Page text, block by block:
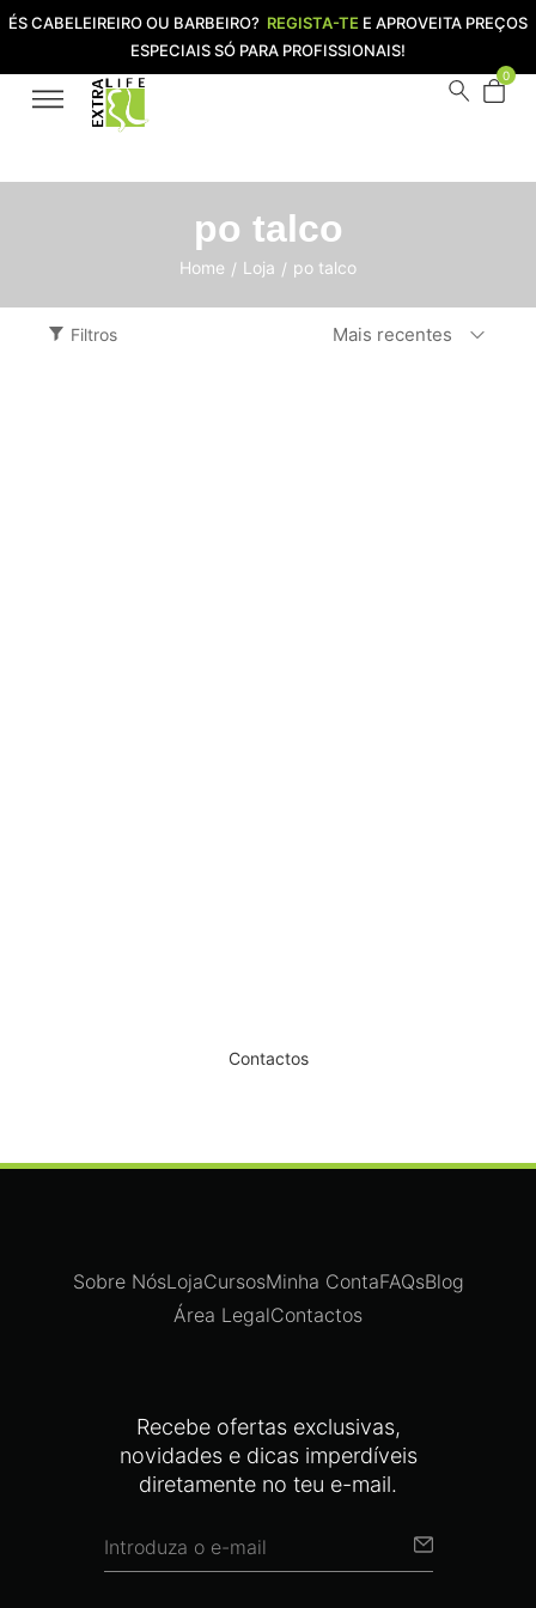
ÉS CABELEIREIRO OU BARBEIRO? REGISTA-TE E APROVEITA PREÇOS
ESPECIAIS SÓ PARA PROFISSIONAIS!
0
po talco
Home / Loja / po talco
Filtros Mais recentes
Contactos
Recebe ofertas exclusivas,
novidades e dicas imperdíveis
diretamente no teu e-mail.
Sobre NósLojaCursosMinha ContaFAQsBlog
Área LegalContactos